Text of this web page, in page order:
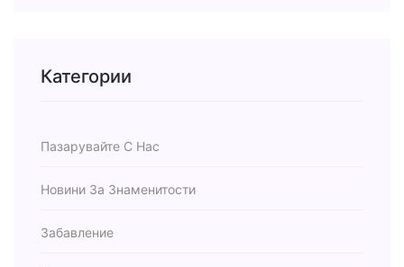
Категории
Пазарувайте С Нас
Новини За Знаменитости
Забавление